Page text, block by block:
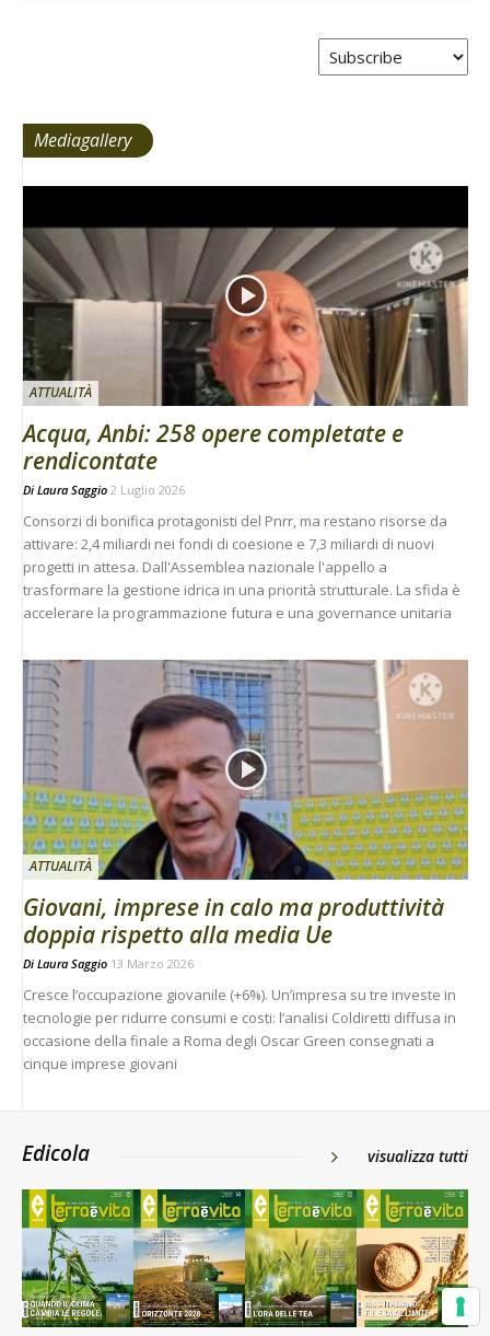
Mediagallery
ATTUALITÀ
Acqua, Anbi: 258 opere completate e
rendicontate
Di Laura Saggio 2 Luglio 2026
Consorzi di bonifica protagonisti del Pnrr, ma restano risorse da
attivare: 2,4 miliardi nei fondi di coesione e 7,3 miliardi di nuovi
progetti in attesa. Dall'Assemblea nazionale l'appello a
trasformare la gestione idrica in una priorità strutturale. La sfida è
accelerare la programmazione futura e una governance unitaria
ATTUALITÀ
Giovani, imprese in calo ma produttività
doppia rispetto alla media Ue
Di Laura Saggio 13 Marzo 2026
Cresce l’occupazione giovanile (+6%). Un’impresa su tre investe in
tecnologie per ridurre consumi e costi: l’analisi Coldiretti diffusa in
occasione della finale a Roma degli Oscar Green consegnati a
cinque imprese giovani
Edicola visualizza tutti